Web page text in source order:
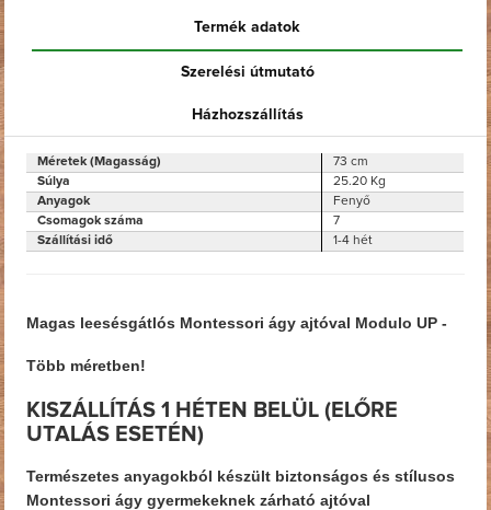
Termék adatok
Szerelési útmutató
Házhozszállítás
Méretek (Magasság)
73 cm
Súlya
25.20 Kg
Anyagok
Fenyő
Csomagok száma
7
Szállítási idő
1-4 hét
Magas leesésgátlós Montessori ágy ajtóval Modulo UP -
Több méretben!
KISZÁLLÍTÁS 1 HÉTEN BELÜL (ELŐRE
UTALÁS ESETÉN)
Természetes anyagokból készült biztonságos és stílusos
Montessori ágy gyermekeknek zárható ajtóval